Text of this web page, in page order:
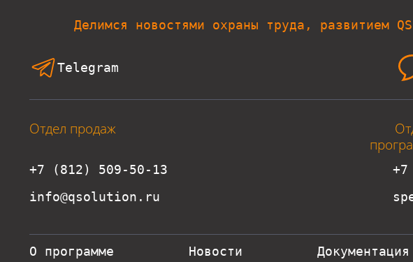
Делимся новостями охраны труда, развитием
Telegram
Отдел продаж
+7 (812) 509-50-13
info@qsolution.ru
О программе Новости Документация